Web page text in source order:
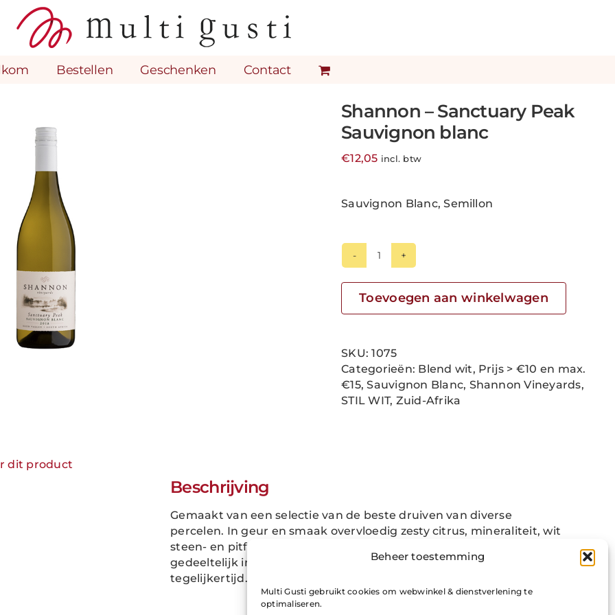
Beheer toestemming
Multi Gusti gebruikt cookies om webwinkel & dienstverlening te
optimaliseren.
Bestellen Geschenken Contact
Shannon – Sanctuary Peak
Sauvignon blanc
€12,05 incl. btw
Sauvignon Blanc, Semillon
Shannon
Sanctuary
aantal
Toevoegen aan winkelwagen
SKU:1075
Categorieën: Blend wit, Prijs > €10 en max.
€15,Sauvignon Blanc, Shannon Vineyards,
STIL WIT, Zuid-Afrika
dit product
Beschrijving
Gemaakt van een selectie van de beste druiven van diverse
percelen. In geur en smaak overvloedig zesty citrus, mineraliteit, wit
steen- en pitfruit, vuursteenimpressies. Rijping op de lies en
gedeeltelijk in oude eikenhouten vaten. Sappig en strak
tegelijkertijd.